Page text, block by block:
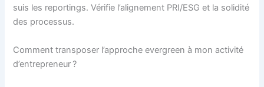
suis les reportings. Vérifie l’alignement PRI/ESG et la solidité
des processus.
Comment transposer l’approche evergreen à mon activité
d’entrepreneur ?